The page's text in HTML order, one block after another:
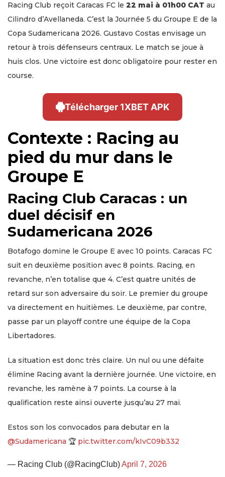
Racing Club reçoit Caracas FC le 22 mai à 01h00 CAT au
Cilindro d’Avellaneda. C’est la Journée 5 du Groupe E de la
Copa Sudamericana 2026. Gustavo Costas envisage un
retour à trois défenseurs centraux. Le match se joue à
huis clos. Une victoire est donc obligatoire pour rester en
course.
Télécharger 1XBET APK
Contexte : Racing au
pied du mur dans le
Groupe E
Racing Club Caracas : un
duel décisif en
Sudamericana 2026
Botafogo domine le Groupe E avec 10 points. Caracas FC
suit en deuxième position avec 8 points. Racing, en
revanche, n’en totalise que 4. C’est quatre unités de
retard sur son adversaire du soir. Le premier du groupe
va directement en huitièmes. Le deuxième, par contre,
passe par un playoff contre une équipe de la Copa
Libertadores.
La situation est donc très claire. Un nul ou une défaite
élimine Racing avant la dernière journée. Une victoire, en
revanche, les ramène à 7 points. La course à la
qualification reste ainsi ouverte jusqu’au 27 mai.
Estos son los convocados para debutar en la
@Sudamericana 🏆 pic.twitter.com/kIvC09b332
— Racing Club (@RacingClub)April 7, 2026